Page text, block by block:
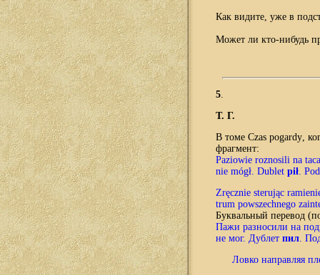
Как видите, уже в
Может ли кто-нибудь
5.
Т. Г.
В томе Czas pogardy,
фрагмент:
Paziowie roznosili na
nie mógł. Dublet pił.
Zręcznie sterując
trum powszechnego
Буквальный перевод
Пажи разносили на
не мог. Дублет пил.
Ловко направляя